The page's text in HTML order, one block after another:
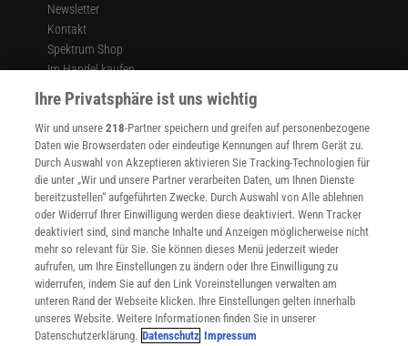
Newsletter
Kontakt
Spektrum Shop
Im Handel kaufen
Presse
Verträge kündigen
Widerruf
INFO
Mediadaten
Datenschutz
Nutzungsbedingungen
Cookie-Einstellungen
Utiq verwalten
Nutzungsbasierte Onlinewerbung
Alle Artikel
Impressum
Ihre Privatsphäre ist uns wichtig
Wir und unsere218-Partner speichern und greifen auf personenbezogene
Daten wie Browserdaten oder eindeutige Kennungen auf Ihrem Gerät zu.
Durch Auswahl von Akzeptieren aktivieren Sie Tracking-Technologien für
die unter „Wir und unsere Partner verarbeiten Daten, um Ihnen Dienste
bereitzustellen“ aufgeführten Zwecke. Durch Auswahl von Alle ablehnen
oder Widerruf Ihrer Einwilligung werden diese deaktiviert. Wenn Tracker
deaktiviert sind, sind manche Inhalte und Anzeigen möglicherweise nicht
mehr so relevant für Sie. Sie können dieses Menü jederzeit wieder
aufrufen, um Ihre Einstellungen zu ändern oder Ihre Einwilligung zu
widerrufen, indem Sie auf den Link Voreinstellungen verwalten am
unteren Rand der Webseite klicken. Ihre Einstellungen gelten innerhalb
unseres Website. Weitere Informationen finden Sie in unserer
Datenschutzerklärung. Datenschutz Impressum